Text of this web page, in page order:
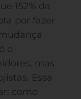
152% da
por fazer
o
mas
Essa
como